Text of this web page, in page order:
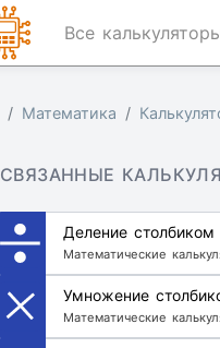
Все
Математика
СВЯЗАННЫЕ
Деление столбиком
Математические
Умножение
Математические